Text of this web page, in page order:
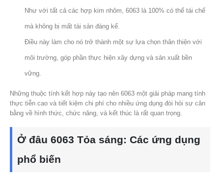
Như với tất cả các hợp kim nhôm, 6063 là 100% có thể tái chế
mà không bị mất tài sản đáng kể.
Điều này làm cho nó trở thành một sự lựa chọn thân thiện với
môi trường, góp phần thực hiện xây dựng và sản xuất bền
vững.
Những thuộc tính kết hợp này tạo nên 6063 một giải pháp mang tính
thực tiễn cao và tiết kiệm chi phí cho nhiều ứng dụng đòi hỏi sự cân
bằng về hình thức, chức năng, và kết thúc là rất quan trọng.
Ở đâu 6063 Tỏa sáng: Các ứng dụng
phổ biến